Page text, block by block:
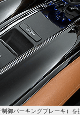
御パーキングブレーキ）を